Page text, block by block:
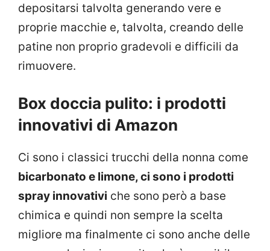
depositarsi talvolta generando vere e
proprie macchie e, talvolta, creando delle
patine non proprio gradevoli e difficili da
rimuovere.
Box doccia pulito: i prodotti
innovativi di Amazon
Ci sono i classici trucchi della nonna come
bicarbonato e limone, ci sono i prodotti
spray innovativi che sono però a base
chimica e quindi non sempre la scelta
migliore ma finalmente ci sono anche delle